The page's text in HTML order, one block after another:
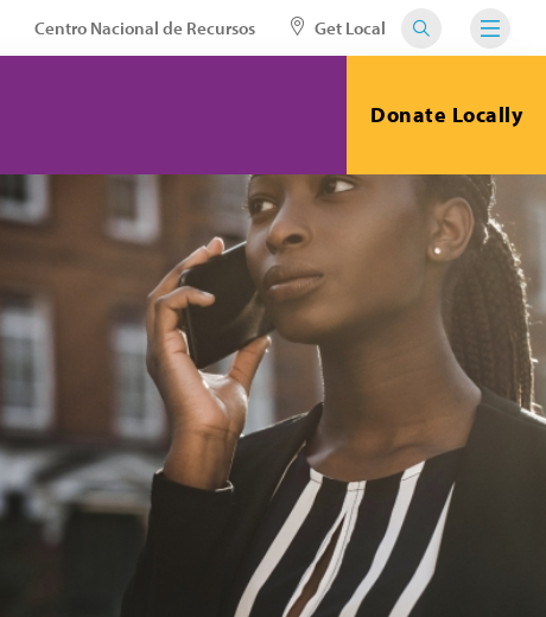
Centro Nacional de Recursos Get Local
Donate Locally